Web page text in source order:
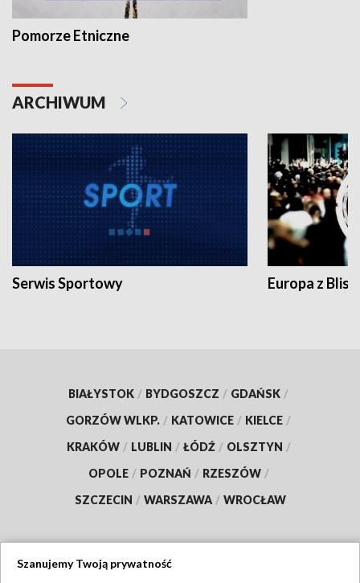
Pomorze Etniczne
ARCHIWUM
Serwis Sportowy Europa z
BIAŁYSTOK / BYDGOSZCZ / GDAŃSK /
GORZÓW WLKP. / KATOWICE / KIELCE /
KRAKÓW / LUBLIN / ŁÓDŹ / OLSZTYN /
OPOLE / POZNAŃ / RZESZÓW /
SZCZECIN / WARSZAWA / WROCŁAW
Szanujemy Twoją prywatność